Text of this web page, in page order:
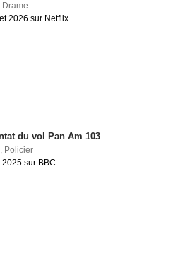
Drame
2026 sur Netflix
du vol Pan Am 103
Policier
2025 sur BBC